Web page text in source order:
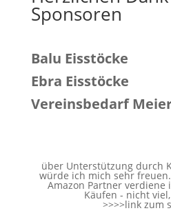
Sponsoren
Balu Eisstöcke
Ebra Eisstöcke
Vereinsbedarf
über Unterstützung durch
würde ich mich sehr
Amazon Partner
Käufen - nicht
>>>>link zum